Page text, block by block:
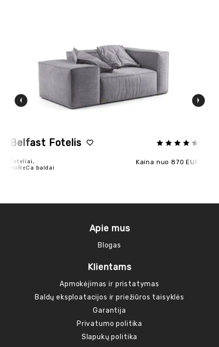
Belfast Fotelis
Foteliai,
HoReCa baldai
Kaina nuo 870 EUR
Apie mus
Blogas
Klientams
Apmokėjimas ir pristatymas
Baldų eksploatacijos ir priežiūros taisyklės
Garantija
Privatumo politika
Slapukų politika